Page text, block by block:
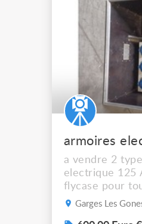
remise est
intéressé
contacter pour
a vendre 2
electrique 125
flycase pour
d'évènement
Garges Les